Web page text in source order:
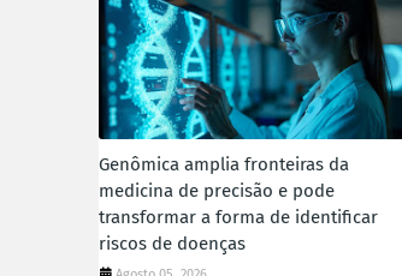
Genômica amplia fronteiras da
medicina de precisão e pode
transformar a forma de identificar
riscos de doenças